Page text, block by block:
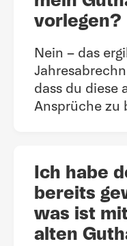
vorlegen?
Nein – das
dass du diese
Ansprüche zu
Ich habe
bereits
was ist
alten